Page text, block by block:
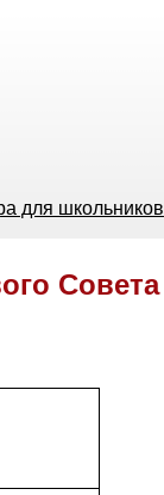
для школьников
Совета